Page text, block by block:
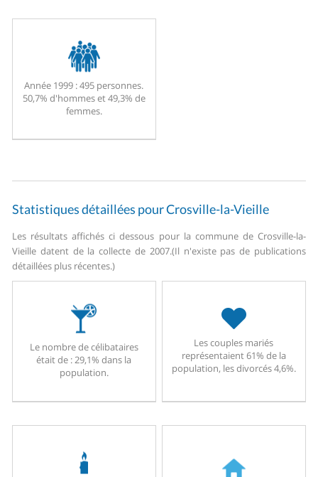
Année 1999 :495 personnes.
50,7% d'hommes et 49,3% de
femmes.
Statistiques détaillées pour Crosville-la-Vieille
Les résultats affichés ci dessous pour la commune de Crosville-la-
Vieille datent de la collecte de 2007.(Il n'existe pas de publications
détaillées plus récentes.)
Le nombre de célibataires
était de : 29,1% dans la
population.
Les couples mariés
représentaient 61% de la
population, les divorcés 4,6%.